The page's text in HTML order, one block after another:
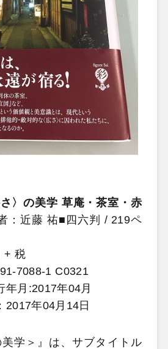
さ〉の美学 草庵・茶室・赤
：近藤 祐■四六判 / 219ペ
+ 税
7088-1 C0321
年月:2017年04月
年04月14日
学＞』は、サブタイトル